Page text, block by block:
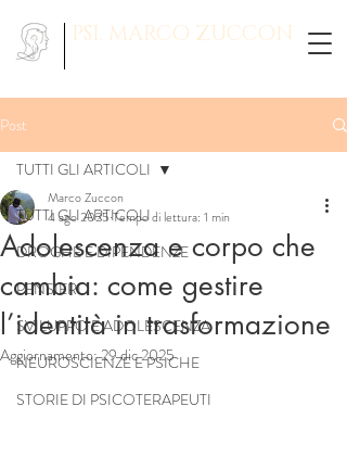
PSI. MARCO ZUCCON
Post
TUTTI GLI ARTICOLI
DROGHE E DIPENDENZE
PENSIERI
SVILUPPO E ADOLESCENZA
NEUROSCIENZE E PSICHE
STORIE DI PSICOTERAPEUTI
TUTTI GLI ARTICOLI
Adolescenza e corpo che
cambia: come gestire
l’identità in trasformazione
Marco Zuccon
4 ago 2025Tempo di lettura: 1 min
Aggiornamento:29 dic 2025